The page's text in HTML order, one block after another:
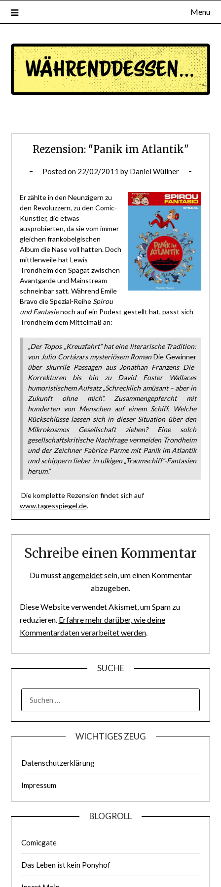
Menu
Rezension: "Panik im Atlantik"
Posted on 22/02/2011 by Daniel Wüllner
Er zählte in den Neunzigern zu
den Revoluzzern, zu den Comic-
Künstler, die etwas
ausprobierten, da sie vom immer
gleichen frankobelgischen
Album die Nase voll hatten. Doch
mittlerweile hat Lewis
Trondheim den Spagat zwischen
Avantgarde und Mainstream
schneinbar satt. Während Emile
Bravo die Spezial-Reihe Spirou
und Fantasienoch auf ein Podest gestellt hat, passt sich
Trondheim dem Mittelmaß an:
„Der Topos „Kreuzfahrt“ hat eine literarische Tradition:
von Julio Cortázars mysteriösem RomanDie Gewinner
über skurrile Passagen aus Jonathan Franzens Die
Korrekturen bis hin zu David Foster Wallaces
humoristischem Aufsatz „Schrecklich amüsant – aber in
Zukunft ohne mich“. Zusammengepfercht mit
hunderten von Menschen auf einem Schiff. Welche
Rückschlüsse lassen sich in dieser Situation über den
Mikrokosmos Gesellschaft ziehen? Eine solch
gesellschaftskritische Nachfrage vermeiden Trondheim
und der Zeichner Fabrice Parme mit Panik im Atlantik
und schippern lieber in ulkigen „Traumschiff“-Fantasien
herum.“
Die komplette Rezension findet sich auf
www.tagesspiegel.de.
Schreibe einen Kommentar
Du musstangemeldetsein, um einen Kommentar
abzugeben.
Diese Website verwendet Akismet, um Spam zu
reduzieren. Erfahre mehr darüber, wie deine
Kommentardaten verarbeitet werden.
SUCHE
WICHTIGES ZEUG
Datenschutzerklärung
Impressum
BLOGROLL
Comicgate
Das Leben ist kein Ponyhof